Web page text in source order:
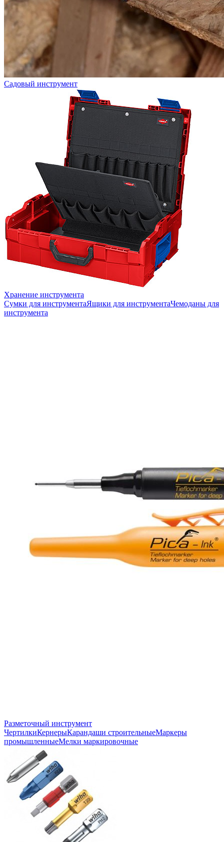
Садовый инструмент
Хранение инструмента
Сумки для инструментаЯщики для инструментаЧемоданы для
инструмента
Разметочный инструмент
ЧертилкиКернерыКарандаши строительныеМаркеры
промышленныеМелки маркировочные